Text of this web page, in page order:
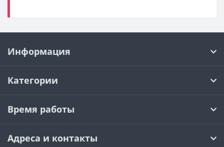
Информация
Категории
Время работы
Адреса и контакты